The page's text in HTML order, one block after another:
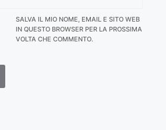
SALVA IL MIO NOME, EMAIL E SITO WEB
IN QUESTO BROWSER PER LA PROSSIMA
VOLTA CHE COMMENTO.